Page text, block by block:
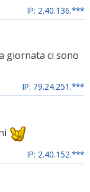
IP: 2.40.136.***
giornata ci sono
IP: 79.24.251.***
IP: 2.40.152.***